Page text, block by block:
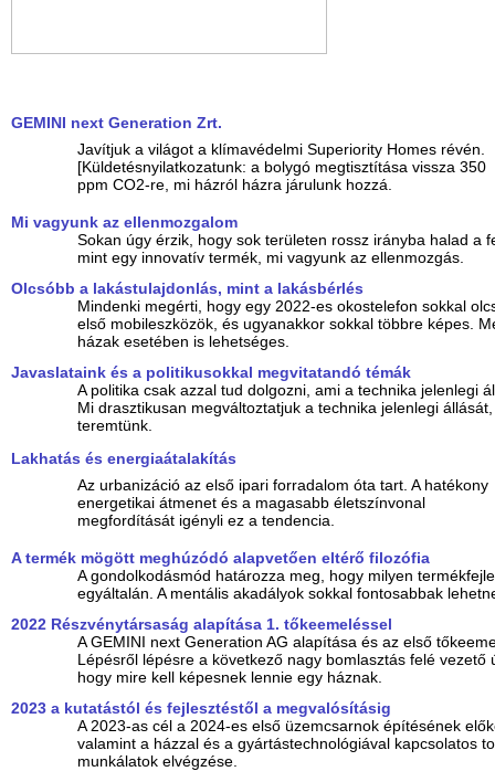
GEMINI next Generation Zrt.
Javítjuk a világot a klímavédelmi Superiority Homes révén.
[Küldetésnyilatkozatunk: a bolygó megtisztítása vissza 350
ppm CO2-re, mi házról házra járulunk hozzá.
Mi vagyunk az ellenmozgalom
Sokan úgy érzik, hogy sok területen rossz irányba halad a
mint egy innovatív termék, mi vagyunk az ellenmozgás.
Olcsóbb a lakástulajdonlás, mint a lakásbérlés
Mindenki megérti, hogy egy 2022-es okostelefon sokkal
első mobileszközök, és ugyanakkor sokkal többre képes.
házak esetében is lehetséges.
Javaslataink és a politikusokkal megvitatandó témák
A politika csak azzal tud dolgozni, ami a technika jelenlegi
Mi drasztikusan megváltoztatjuk a technika jelenlegi
teremtünk.
Lakhatás és energiaátalakítás
Az urbanizáció az első ipari forradalom óta tart. A hatékony
energetikai átmenet és a magasabb életszínvonal
megfordítását igényli ez a tendencia.
A termék mögött meghúzódó alapvetően eltérő filozófia
A gondolkodásmód határozza meg, hogy milyen
egyáltalán. A mentális akadályok sokkal fontosabbak
2022 Részvénytársaság alapítása 1. tőkeemeléssel
A GEMINI next Generation AG alapítása és az első
Lépésről lépésre a következő nagy bomlasztás felé vezető
hogy mire kell képesnek lennie egy háznak.
2023 a kutatástól és fejlesztéstől a megvalósításig
A 2023-as cél a 2024-es első üzemcsarnok építésének
valamint a házzal és a gyártástechnológiával kapcsolatos
munkálatok elvégzése.